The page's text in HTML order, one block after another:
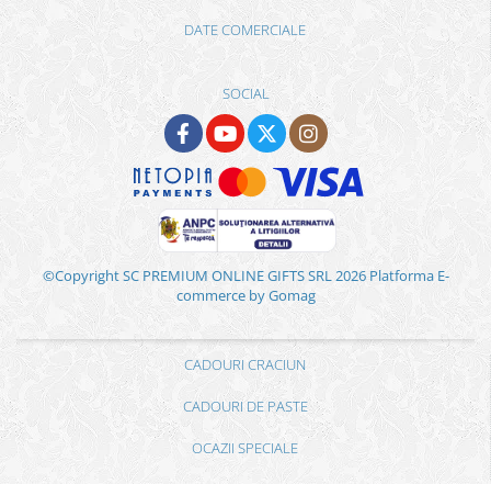
DATE COMERCIALE
SOCIAL
©Copyright SC PREMIUM ONLINE GIFTS SRL 2026 Platforma E-
commerce by Gomag
CADOURI CRACIUN
CADOURI DE PASTE
OCAZII SPECIALE